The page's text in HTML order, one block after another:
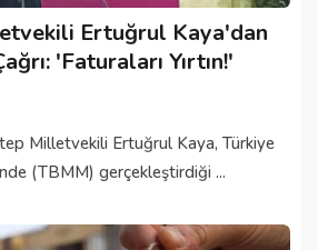
Ertuğrul Kaya'dan
'Faturaları Yırtın!'
Milletvekili Ertuğrul Kaya, Türkiye
(TBMM) gerçekleştirdiği ...